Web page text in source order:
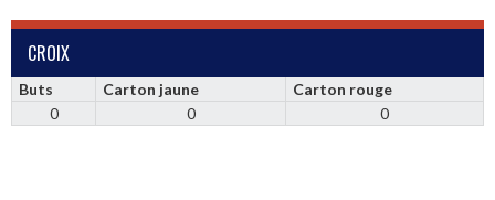
CROIX
Buts Carton jaune
Carton rouge
0
0 0